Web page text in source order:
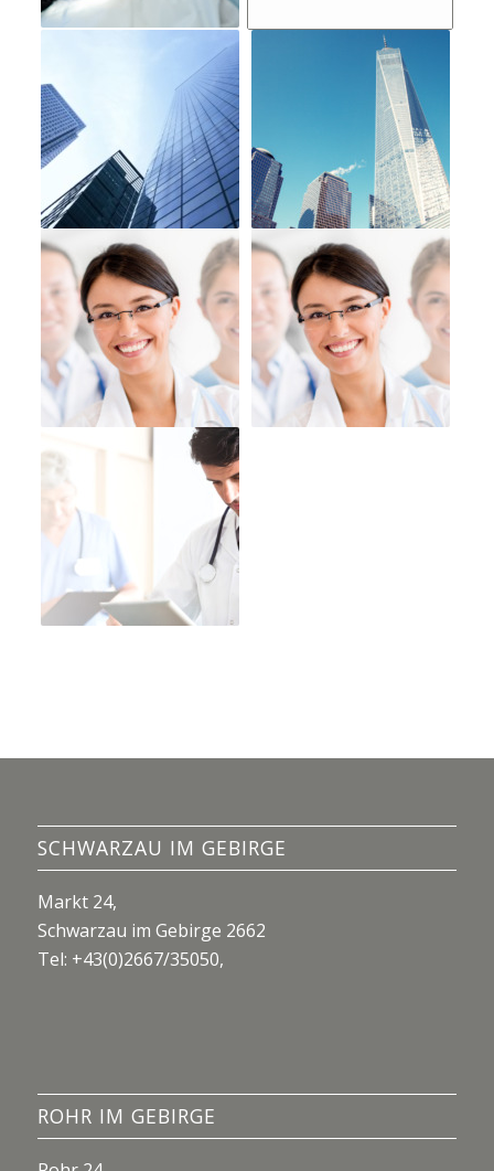
SCHWARZAU IM GEBIRGE
Markt 24,
Schwarzau im Gebirge 2662
Tel: +43(0)2667/35050,
ROHR IM GEBIRGE